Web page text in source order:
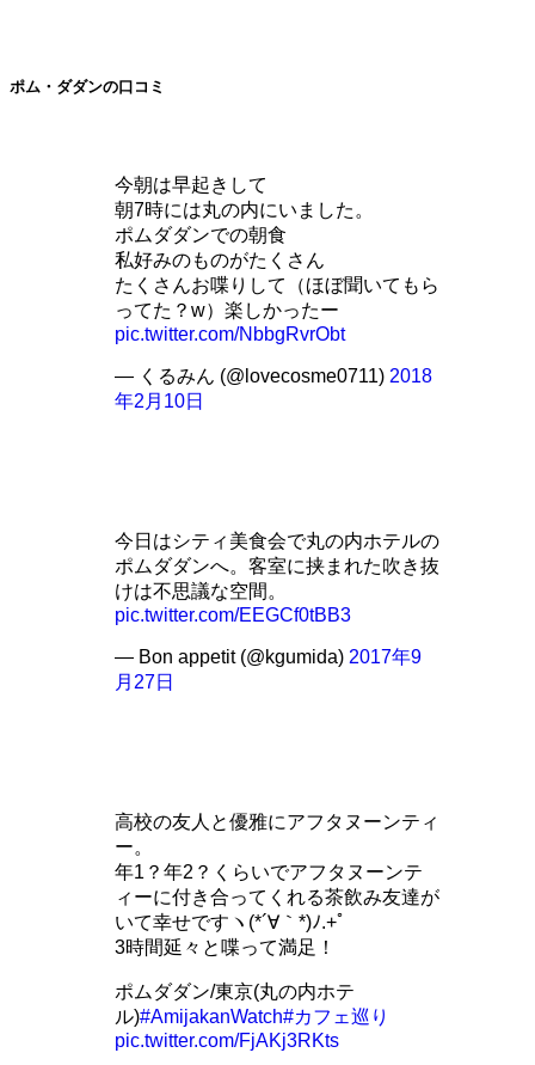
ポム・ダダンの口コミ
今朝は早起きして
朝7時には丸の内にいました。
ポムダダンでの朝食
私好みのものがたくさん
たくさんお喋りして（ほぼ聞いてもら
ってた？w）楽しかったー
pic.twitter.com/NbbgRvrObt
— くるみん (@lovecosme0711) 2018
年2月10日
今日はシティ美食会で丸の内ホテルの
ポムダダンへ。客室に挟まれた吹き抜
けは不思議な空間。
pic.twitter.com/EEGCf0tBB3
— Bon appetit (@kgumida) 2017年9
月27日
高校の友人と優雅にアフタヌーンティ
ー。
年1？年2？くらいでアフタヌーンテ
ィーに付き合ってくれる茶飲み友達が
いて幸せですヽ(*´∀｀*)ﾉ.+ﾟ
3時間延々と喋って満足！
ポムダダン/東京(丸の内ホテ
ル)#AmijakanWatch#カフェ巡り
pic.twitter.com/FjAKj3RKts